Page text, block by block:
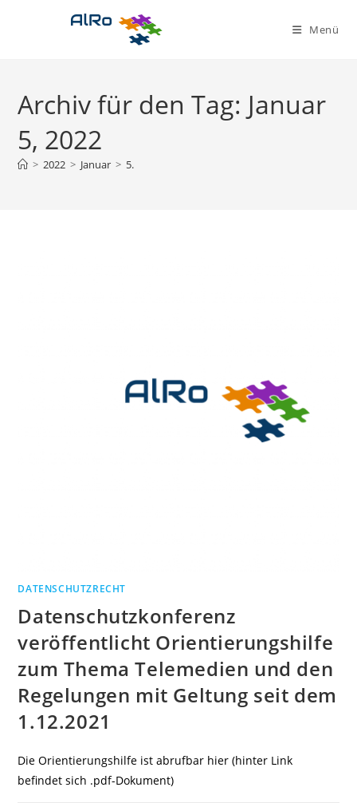
Menü
Archiv für den Tag: Januar
5, 2022
> 2022 > Januar > 5.
DATENSCHUTZRECHT
Datenschutzkonferenz
veröffentlicht Orientierungshilfe
zum Thema Telemedien und den
Regelungen mit Geltung seit dem
1.12.2021
Die Orientierungshilfe ist abrufbar hier (hinter Link
befindet sich .pdf-Dokument)